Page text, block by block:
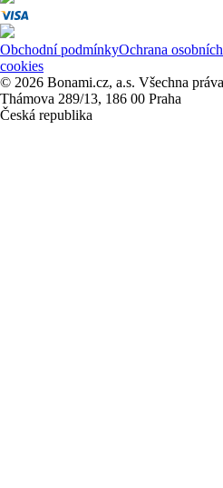
Obchodní podmínkyOchrana
cookies
© 2026 Bonami.cz, a.s. Všechna
Thámova 289/13, 186 00 Praha
Česká republika